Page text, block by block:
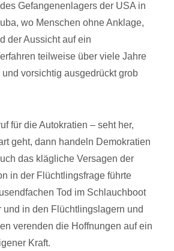
Gefangenenlagers der USA in
wo Menschen ohne Anklage,
der Aussicht auf ein
teilweise über viele Jahre
vorsichtig ausgedrückt grob
für die Autokratien – seht her,
geht, dann handeln Demokratien
das klägliche Versagen der
in der Flüchtlingsfrage führte
Tod im Schlauchboot
und in den Flüchtlingslagern und
verenden die Hoffnungen auf ein
Kraft.